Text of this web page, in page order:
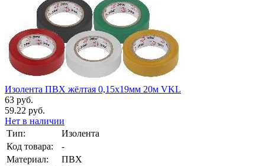
Изолента ПВХ жёлтая 0,15х19мм 20м VKL
63 руб.
59.22 руб.
Нет в наличии
Тип:
Изолента
Код товара:
-
Материал:
ПВХ